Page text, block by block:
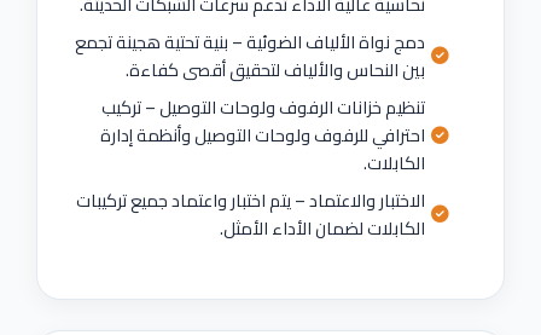
دمج نواة الألياف الضوئية – بنية تحتية هجينة تجمع
بين النحاس والألياف لتحقيق أقصى كفاءة.
تنظيم خزانات الرفوف ولوحات التوصيل – تركيب
احترافي للرفوف ولوحات التوصيل وأنظمة إدارة
الكابلات.
الاختبار والاعتماد – يتم اختبار واعتماد جميع تركيبات
الكابلات لضمان الأداء الأمثل.